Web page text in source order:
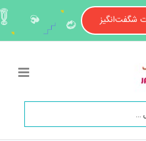
شگفت‌انگیز